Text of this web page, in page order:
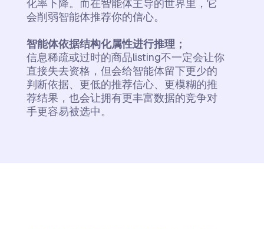
化率下降。而在智能体主导的世界里，它
会削弱智能体推荐你的信心。
智能体依据结构化属性进行推理；
信息稀疏或过时的商品listing不一定会让你
直接失去资格，但会给智能体留下更少的
判断依据、更低的推荐信心、更模糊的推
荐结果，也会让拥有更丰富数据的竞争对
手更容易被选中。